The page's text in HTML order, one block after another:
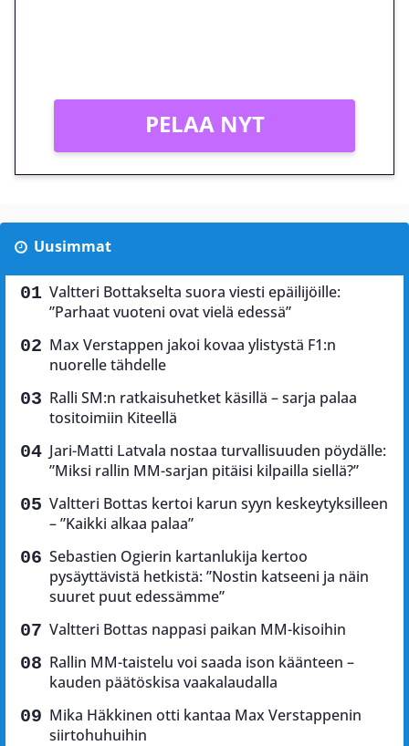
PELAA NYT
Uusimmat
Valtteri Bottakselta suora viesti epäilijöille:
”Parhaat vuoteni ovat vielä edessä”
Max Verstappen jakoi kovaa ylistystä F1:n
nuorelle tähdelle
Ralli SM:n ratkaisuhetket käsillä – sarja palaa
tositoimiin Kiteellä
Jari-Matti Latvala nostaa turvallisuuden pöydälle:
”Miksi rallin MM-sarjan pitäisi kilpailla siellä?”
Valtteri Bottas kertoi karun syyn keskeytyksilleen
– ”Kaikki alkaa palaa”
Sebastien Ogierin kartanlukija kertoo
pysäyttävistä hetkistä: ”Nostin katseeni ja näin
suuret puut edessämme”
Valtteri Bottas nappasi paikan MM-kisoihin
Rallin MM-taistelu voi saada ison käänteen –
kauden päätöskisa vaakalaudalla
Mika Häkkinen otti kantaa Max Verstappenin
siirtohuhuihin